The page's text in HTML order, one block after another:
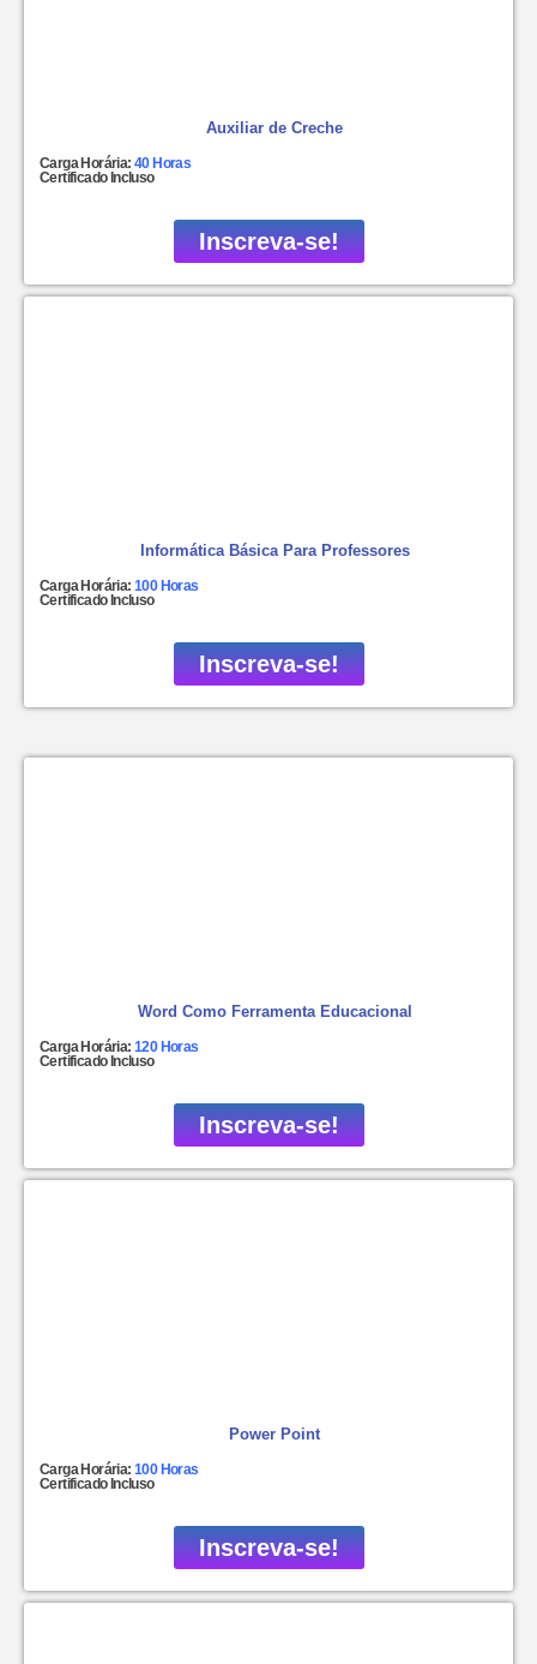
Auxiliar de Creche
Carga Horária:40 Horas
Certificado Incluso
Inscreva-se!
Informática Básica Para Professores
Carga Horária: 100 Horas
Certificado Incluso
Inscreva-se!
Word Como Ferramenta Educacional
Carga Horária:120 Horas
Certificado Incluso
Inscreva-se!
Power Point
Carga Horária:100 Horas
Certificado Incluso
Inscreva-se!